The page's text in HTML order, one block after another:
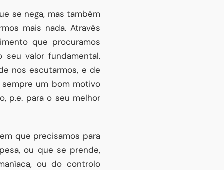
se nega, mas também
mais nada. Através
que procuramos
seu valor fundamental.
nos escutarmos, e de
sempre um bom motivo
p.e. para o seu melhor
que precisamos para
ou que se prende,
ou do controlo